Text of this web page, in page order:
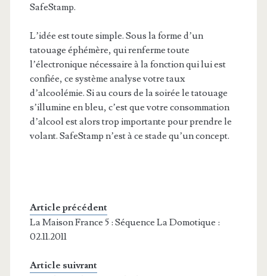
SafeStamp.
L’idée est toute simple. Sous la forme d’un
tatouage éphémère, qui renferme toute
l’électronique nécessaire à la fonction qui lui est
confiée, ce système analyse votre taux
d’alcoolémie. Si au cours de la soirée le tatouage
s’illumine en bleu, c’est que votre consommation
d’alcool est alors trop importante pour prendre le
volant. SafeStamp n’est à ce stade qu’un concept.
Article précédent
La Maison France 5 : Séquence La Domotique :
02.11.2011
Article suivrant